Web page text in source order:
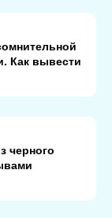
Как вывести
черного